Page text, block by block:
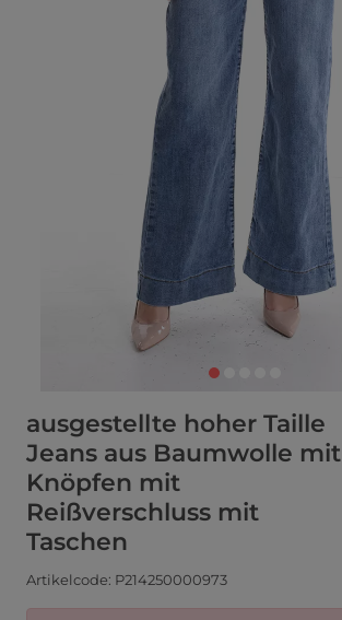
ausgestellte hoher Taille
Jeans aus Baumwolle mit
Knöpfen mit
Reißverschluss mit
Taschen
Artikelcode: P214250000973